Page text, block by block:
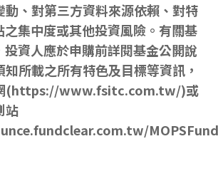
動、對第三方資料來源依賴、對特
之集中度或其他投資風險。有關基
投資人應於申購前詳閱基金公開說
所載之所有特色及目標等資訊，
(https://www.fsitc.com.tw/)或
站